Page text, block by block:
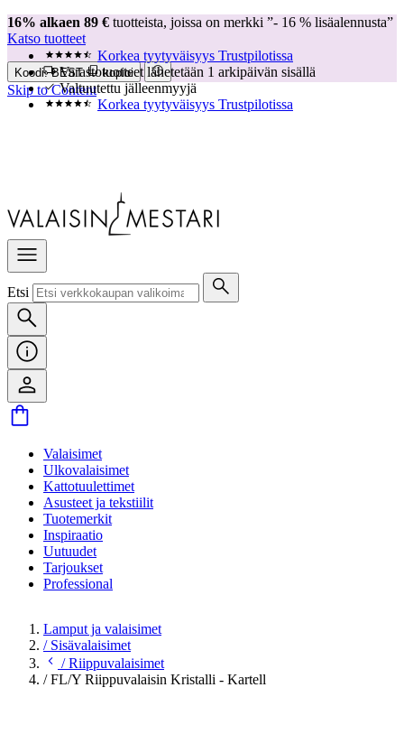
16% alkaen 89 € tuotteista, joissa on merkki ”- 16 % lisäalennusta”
Katso tuotteet
Koodi: BEST kopioi
Skip to Content
Valtuutettu jälleenmyyjä
Etsi
Valaisimet
Ulkovalaisimet
Kattotuulettimet
Asusteet ja tekstiilit
Tuotemerkit
Inspiraatio
Uutuudet
Tarjoukset
Professional
Lamput ja valaisimet
/ Sisävalaisimet
/ Riippuvalaisimet
/ FL/Y Riippuvalaisin Kristalli - Kartell